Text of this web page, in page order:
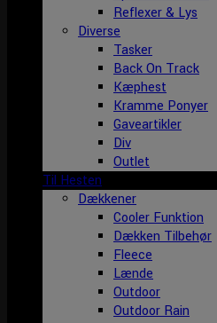
Reflexer & Lys
Diverse
Tasker
Back On Track
Kæphest
Kramme Ponyer
Gaveartikler
Div
Outlet
Til Hesten
Dækkener
Cooler Funktion
Dækken Tilbehør
Fleece
Lænde
Outdoor
Outdoor Rain